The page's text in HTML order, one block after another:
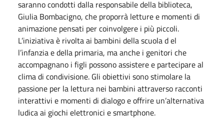
saranno condotti dalla responsabile della biblioteca,
Giulia Bombacigno, che proporrà letture e momenti di
animazione pensati per coinvolgere i più piccoli.
L’iniziativa è rivolta ai bambini della scuola d el
l’infanzia e della primaria, ma anche i genitori che
accompagnano i figli possono assistere e partecipare al
clima di condivisione. Gli obiettivi sono stimolare la
passione per la lettura nei bambini attraverso racconti
interattivi e momenti di dialogo e offrire un’alternativa
ludica ai giochi elettronici e smartphone.